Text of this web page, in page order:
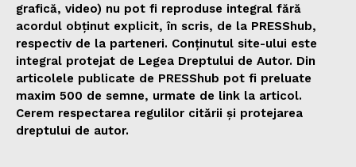
grafică, video) nu pot fi reproduse integral fără
acordul obținut explicit, în scris, de la PRESShub,
respectiv de la parteneri. Conținutul site-ului este
integral protejat de Legea Dreptului de Autor. Din
articolele publicate de PRESShub pot fi preluate
maxim 500 de semne, urmate de link la articol.
Cerem respectarea regulilor citării și protejarea
dreptului de autor.